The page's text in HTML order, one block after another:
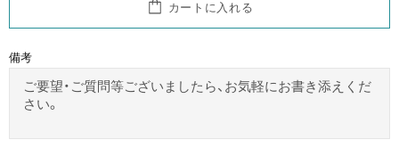
カートに入れる
備考